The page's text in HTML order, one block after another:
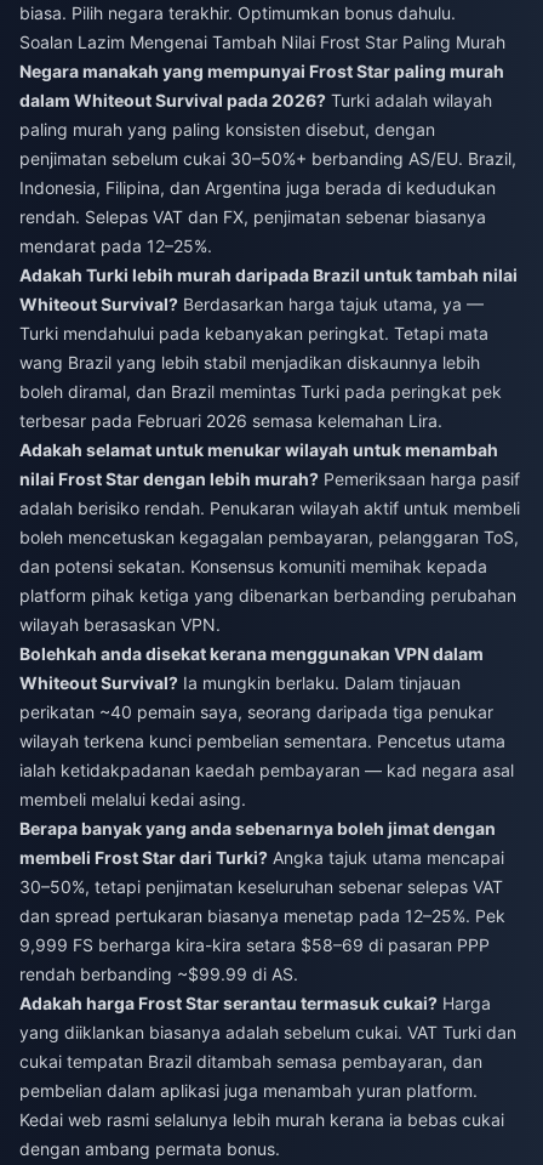
biasa. Pilih negara terakhir. Optimumkan bonus dahulu.
Soalan Lazim Mengenai Tambah Nilai Frost Star Paling Murah
Negara manakah yang mempunyai Frost Star paling murah
dalam Whiteout Survival pada 2026? Turki adalah wilayah
paling murah yang paling konsisten disebut, dengan
penjimatan sebelum cukai 30–50%+ berbanding AS/EU. Brazil,
Indonesia, Filipina, dan Argentina juga berada di kedudukan
rendah. Selepas VAT dan FX, penjimatan sebenar biasanya
mendarat pada 12–25%.
Adakah Turki lebih murah daripada Brazil untuk tambah nilai
Whiteout Survival? Berdasarkan harga tajuk utama, ya —
Turki mendahului pada kebanyakan peringkat. Tetapi mata
wang Brazil yang lebih stabil menjadikan diskaunnya lebih
boleh diramal, dan Brazil memintas Turki pada peringkat pek
terbesar pada Februari 2026 semasa kelemahan Lira.
Adakah selamat untuk menukar wilayah untuk menambah
nilai Frost Star dengan lebih murah? Pemeriksaan harga pasif
adalah berisiko rendah. Penukaran wilayah aktif untuk membeli
boleh mencetuskan kegagalan pembayaran, pelanggaran ToS,
dan potensi sekatan. Konsensus komuniti memihak kepada
platform pihak ketiga yang dibenarkan berbanding perubahan
wilayah berasaskan VPN.
Bolehkah anda disekat kerana menggunakan VPN dalam
Whiteout Survival? Ia mungkin berlaku. Dalam tinjauan
perikatan ~40 pemain saya, seorang daripada tiga penukar
wilayah terkena kunci pembelian sementara. Pencetus utama
ialah ketidakpadanan kaedah pembayaran — kad negara asal
membeli melalui kedai asing.
Berapa banyak yang anda sebenarnya boleh jimat dengan
membeli Frost Star dari Turki? Angka tajuk utama mencapai
30–50%, tetapi penjimatan keseluruhan sebenar selepas VAT
dan spread pertukaran biasanya menetap pada 12–25%. Pek
9,999 FS berharga kira-kira setara $58–69 di pasaran PPP
rendah berbanding ~$99.99 di AS.
Adakah harga Frost Star serantau termasuk cukai? Harga
yang diiklankan biasanya adalah sebelum cukai. VAT Turki dan
cukai tempatan Brazil ditambah semasa pembayaran, dan
pembelian dalam aplikasi juga menambah yuran platform.
Kedai web rasmi selalunya lebih murah kerana ia bebas cukai
dengan ambang permata bonus.